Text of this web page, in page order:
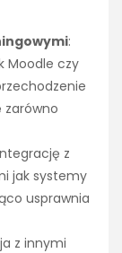
:
Moodle czy
z
jak systemy
usprawnia
z innymi